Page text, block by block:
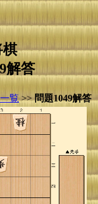
解答
覧>>問題1049解答